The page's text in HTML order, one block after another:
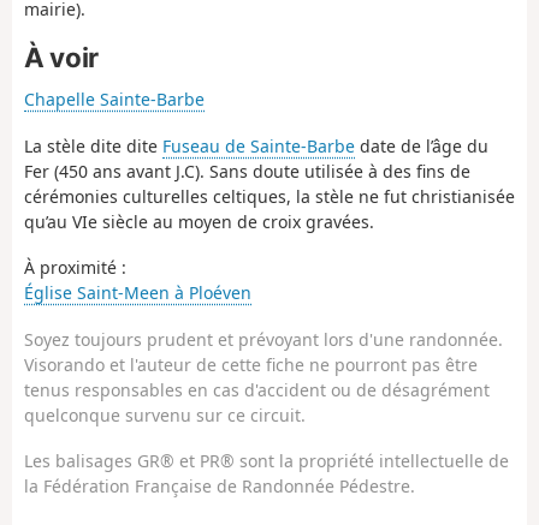
mairie).
À voir
Chapelle Sainte-Barbe
La stèle dite dite Fuseau de Sainte-Barbe date de l’âge du
Fer (450 ans avant J.C). Sans doute utilisée à des fins de
cérémonies culturelles celtiques, la stèle ne fut christianisée
qu’au VIe siècle au moyen de croix gravées.
À proximité :
Église Saint-Meen à Ploéven
Soyez toujours prudent et prévoyant lors d'une randonnée.
Visorando et l'auteur de cette fiche ne pourront pas être
tenus responsables en cas d'accident ou de désagrément
quelconque survenu sur ce circuit.
Les balisages GR® et PR® sont la propriété intellectuelle de
la Fédération Française de Randonnée Pédestre.